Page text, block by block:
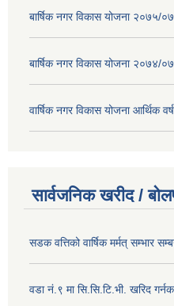
बार्षिक नगर विकास योजना २०७५/
बार्षिक नगर विकास योजना २०७४/
वार्षिक नगर विकास योजना आर्थिक
सार्वजनिक खरीद /
सडक वत्तिको वार्षिक मर्मत् सम्भार
वडा नं.९ मा सि.सि.टि.भी. खरिद